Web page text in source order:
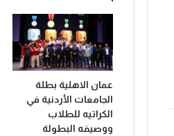
عمان الاهلية بطلة
الجامعات الأردنية في
الكراتيه للطلاب
ووصيفه البطولة